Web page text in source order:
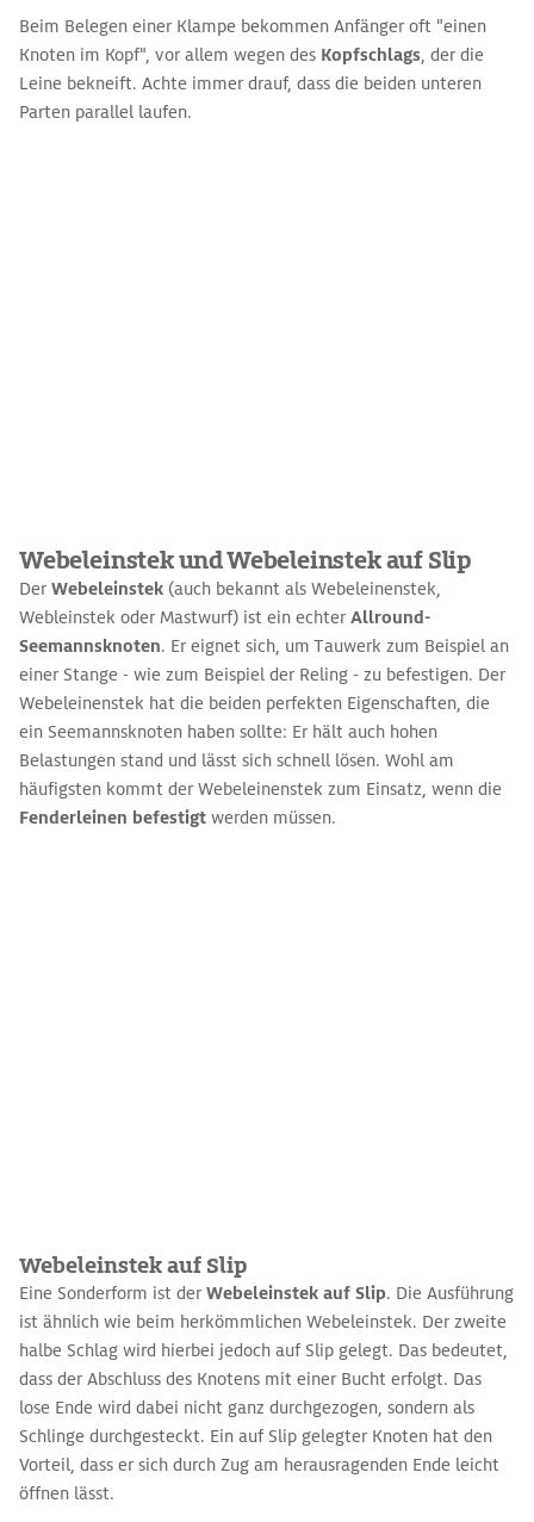
Beim Belegen einer Klampe bekommen Anfänger oft "einen
Knoten im Kopf", vor allem wegen des Kopfschlags, der die
Leine bekneift. Achte immer drauf, dass die beiden unteren
Parten parallel laufen.
Webeleinstek und Webeleinstek auf Slip
DerWebeleinstek (auch bekannt als Webeleinenstek,
Webleinstek oder Mastwurf) ist ein echterAllround-
Seemannsknoten. Er eignet sich, um Tauwerk zum Beispiel an
einer Stange - wie zum Beispiel der Reling - zu befestigen. Der
Webeleinenstek hat die beiden perfekten Eigenschaften, die
ein Seemannsknoten haben sollte: Er hält auch hohen
Belastungen stand und lässt sich schnell lösen. Wohl am
häufigsten kommt der Webeleinenstek zum Einsatz, wenn die
Fenderleinen befestigt werden müssen.
Webeleinstek auf Slip
Eine Sonderform ist derWebeleinstek auf Slip. Die Ausführung
ist ähnlich wie beim herkömmlichen Webeleinstek. Der zweite
halbe Schlag wird hierbei jedoch auf Slip gelegt. Das bedeutet,
dass der Abschluss des Knotens mit einer Bucht erfolgt. Das
lose Ende wird dabei nicht ganz durchgezogen, sondern als
Schlinge durchgesteckt. Ein auf Slip gelegter Knoten hat den
Vorteil, dass er sich durch Zug am herausragenden Ende leicht
öffnen lässt.